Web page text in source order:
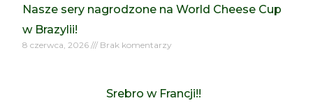
Nasze sery nagrodzone na World Cheese Cup
w Brazylii!
8 czerwca, 2026 Brak komentarzy
Srebro w Francji!!